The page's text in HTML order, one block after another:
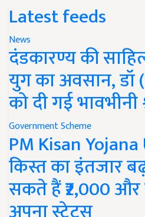
Latest feeds
News
दंडकारण्य की
युग का अवसान, डॉ
को दी गई भावभीनी
Government Scheme
PM Kisan
किस्त का इंतजार
सकते हैं ₹2,000